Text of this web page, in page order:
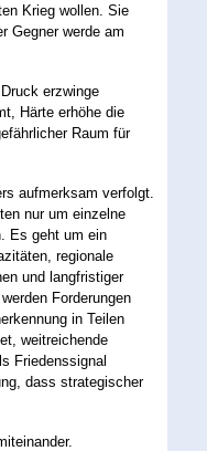
Krieg wollen. Sie
Gegner werde am
erzwinge
Härte erhöhe die
Raum für
aufmerksam verfolgt.
nur um einzelne
Es geht um ein
regionale
und langfristiger
Forderungen
in Teilen
weitreichende
Friedenssignal
dass strategischer